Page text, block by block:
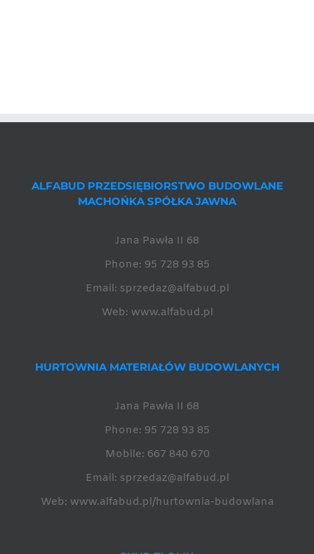
ALFABUD PRZEDSIĘBIORSTWO BUDOWLANE
MACHOŃKA SPÓŁKA JAWNA
Jana Pawła II 68
Phone: 95 728 93 85
Email: sprzedaz@alfabud.pl
Web: www.alfabud.pl
HURTOWNIA MATERIAŁÓW BUDOWLANYCH
Jana Pawła II 68
Phone: 95 728 93 85
Mobile: 667 840 670
Email: sprzedaz@alfabud.pl
Web: www.alfabud.pl/hurtownia-budowlana